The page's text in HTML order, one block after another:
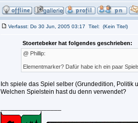
Verfasst: Do 30 Jun, 2005 03:17 Titel: (Kein Titel)
Stoertebeker hat folgendes geschrieben:
@ Phillip:
Elementmarker? Dafür habe ich ein paar
Ich spiele das Spiel selber (Grundedition,
Welchen Spielstein hast du denn verwendet?